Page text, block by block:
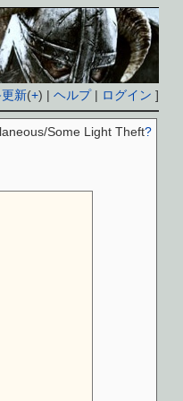
新(+) |ヘルプ| ログイン ]
Some Light Theft?